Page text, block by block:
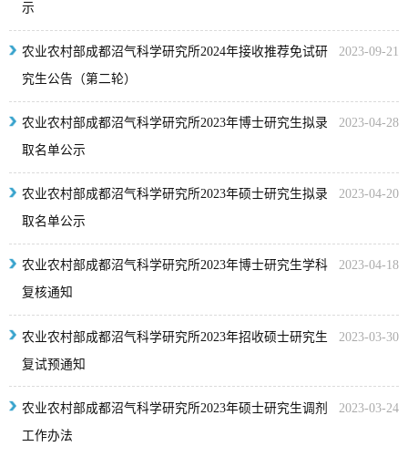
示
2023-09-21
农业农村部成都沼气科学研究所2024年接收推荐免试研
究生公告（第二轮）
2023-04-28
农业农村部成都沼气科学研究所2023年博士研究生拟录
取名单公示
2023-04-20
农业农村部成都沼气科学研究所2023年硕士研究生拟录
取名单公示
2023-04-18
农业农村部成都沼气科学研究所2023年博士研究生学科
复核通知
2023-03-30
农业农村部成都沼气科学研究所2023年招收硕士研究生
复试预通知
2023-03-24
农业农村部成都沼气科学研究所2023年硕士研究生调剂
工作办法